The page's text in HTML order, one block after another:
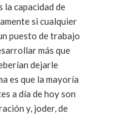
la capacidad de
si cualquier
puesto de trabajo
más que
dejarle
es que la mayoría
a día de hoy son
y, joder, de